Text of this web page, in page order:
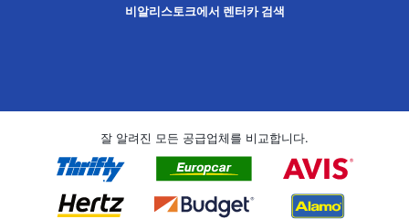
비알리스토크에서 렌터카 검색
잘 알려진 모든 공급업체를 비교합니다.